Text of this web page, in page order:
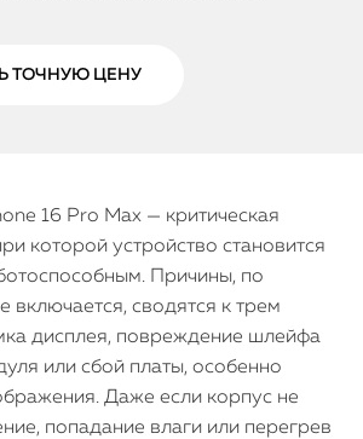
ТОЧНУЮ ЦЕНУ
16 Pro Max — критическая
которой устройство становится
Причины, по
включается, сводятся к трем
дисплея, повреждение шлейфа
или сбой платы, особенно
Даже если корпус не
попадание влаги или перегрев